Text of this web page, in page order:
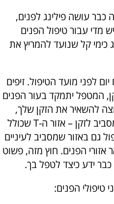
עושה פילינג לפנים,
מדי עבור טיפול הפנים
כימי קל שנועד להמריץ את
לפני מועד הטיפול. זיפים
המטפל יתמקד בעור הפנים
להשאיר את הזקן שלך,
המטפל יעבוד על העור שמסביב לזקן – אזור ה-T שכולל
גם באזור שמסביב לעיניים
הפנים. חוץ מזה, פשוט
ידע כיצד לטפל בך.
טיפולי הפנים: